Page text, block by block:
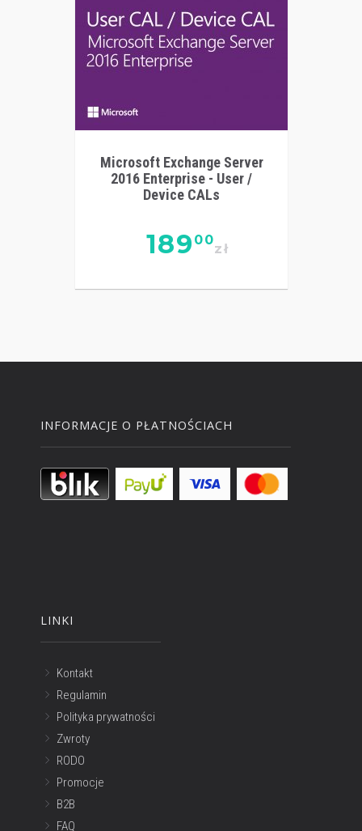
Microsoft Exchange Server
2016 Enterprise - User /
Device CALs
189 00
zł
INFORMACJE O PŁATNOŚCIACH
LINKI
Kontakt
Regulamin
Polityka prywatności
Zwroty
RODO
Promocje
B2B
FAQ